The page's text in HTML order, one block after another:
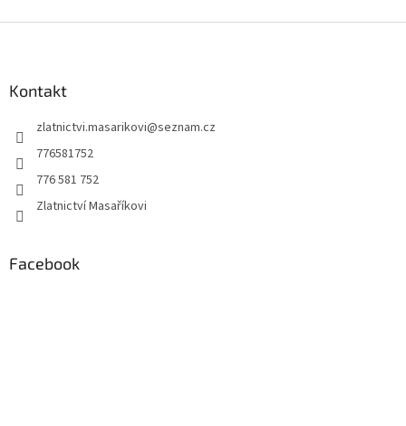
Kontakt
zlatnictvi.masarikovi@seznam.cz
776581752
776 581 752
Zlatnictví Masaříkovi
Facebook